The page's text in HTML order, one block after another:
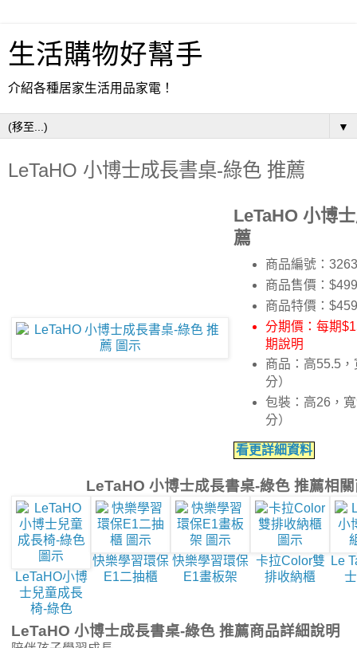
生活購物好幫手
介紹各種居家生活用品家電！
▼
LeTaHO 小博士成長書桌-綠色 推薦
LeTaHO 小博
薦
商品編號：
商品售價：
商品特價：
分期價：每期
期說明
商品：高55.5
分）
包裝：高26，
分）
看更詳細資料
LeTaHO 小博士成長書桌-綠色 推薦相
LeTaHO小博
士兒童成長
椅-綠色
快樂學習環保
E1二抽櫃
快樂學習環保
E1畫板架
卡拉Color雙
排收納櫃
Le
LeTaHO 小博士成長書桌-綠色 推薦商品詳細說明